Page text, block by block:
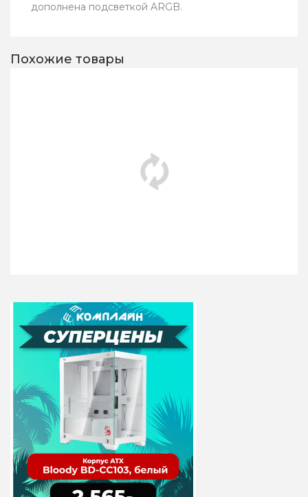
дополнена подсветкой ARGB.
Похожие товары
представляет собой
надежный компонент,
совместимый с
процессорам..
8370 руб
H412R [RR-H412-20PK-